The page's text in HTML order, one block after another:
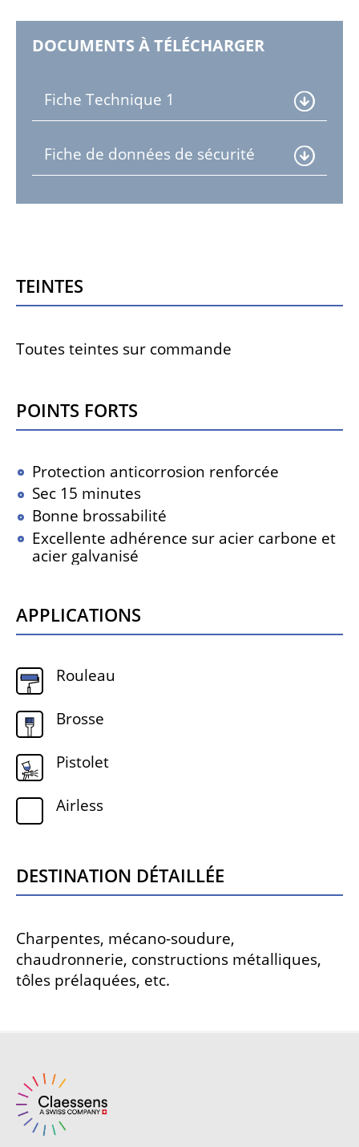
DOCUMENTS À TÉLÉCHARGER
Fiche Technique 1
Fiche de données de sécurité
Teintes
Toutes teintes sur commande
Points forts
Protection anticorrosion renforcée
Sec 15 minutes
Bonne brossabilité
Excellente adhérence sur acier carbone et
acier galvanisé
Applications
Rouleau
Brosse
Pistolet
Airless
Destination détaillée
Charpentes, mécano-soudure,
chaudronnerie, constructions métalliques,
tôles prélaquées, etc.